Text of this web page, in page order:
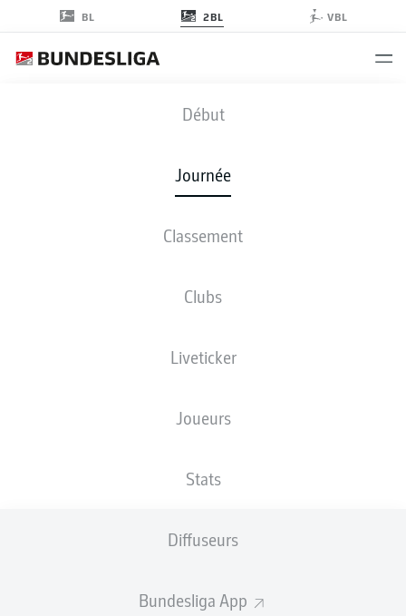
BL 2BL VBL
Début
Journée
Classement
Clubs
Liveticker
Joueurs
Stats
Diffuseurs
Bundesliga App
SGD - H96
COMPOSITIONS STATISTIQUES
ven., 19.03.2027 - dim., 21.03.2027
Publicité